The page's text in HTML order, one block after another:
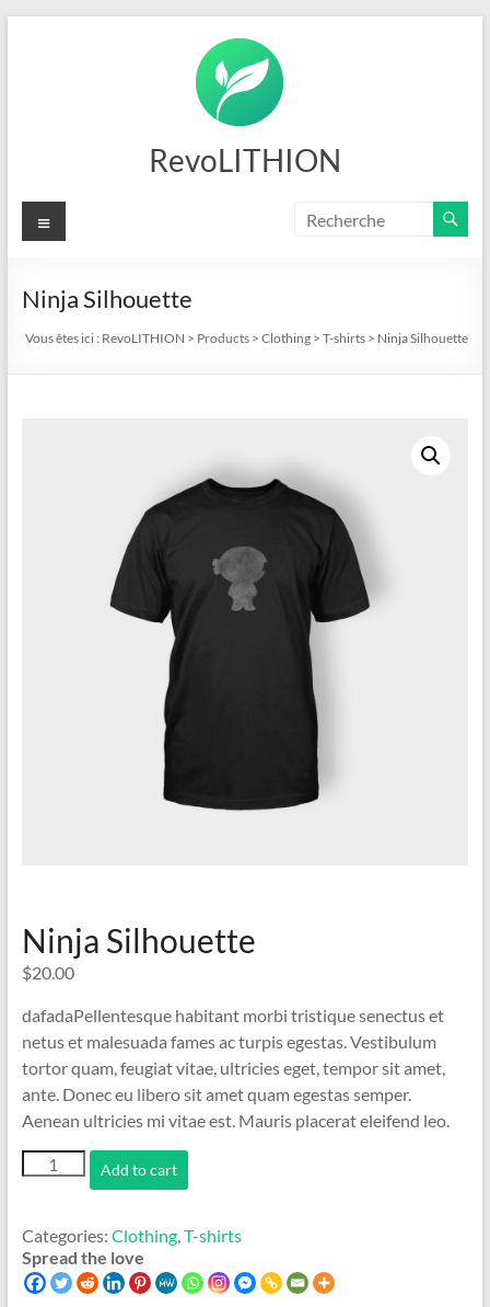
RevoLITHION
Menu
Ninja Silhouette
Vous êtes ici : RevoLITHION > Products >Clothing >T-shirts > Ninja Silhouette
Ninja Silhouette
$20.00
dafadaPellentesque habitant morbi tristique senectus et
netus et malesuada fames ac turpis egestas. Vestibulum
tortor quam, feugiat vitae, ultricies eget, tempor sit amet,
ante. Donec eu libero sit amet quam egestas semper.
Aenean ultricies mi vitae est. Mauris placerat eleifend leo.
Ninja
Silhouette
Add to cart
Categories: Clothing,T-shirts
Spread the love